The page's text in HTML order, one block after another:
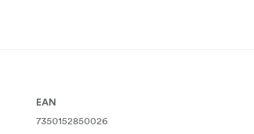
EAN
7350152850026